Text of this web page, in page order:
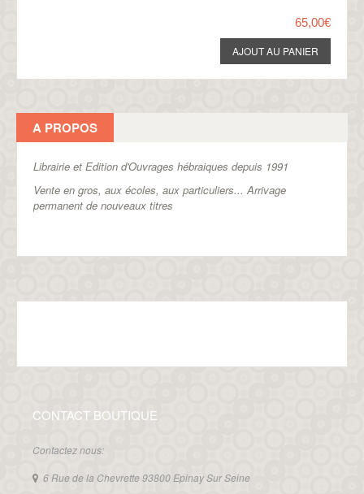
65,00€
A PROPOS
Librairie et Edition d'Ouvrages hébraiques depuis 1991
Vente en gros, aux écoles, aux particuliers...Arrivage
permanent de nouveaux titres
CONTACT BOUTIQUE
Contactez nous:
6 Rue de la Chevrette 93800 Epinay Sur Seine